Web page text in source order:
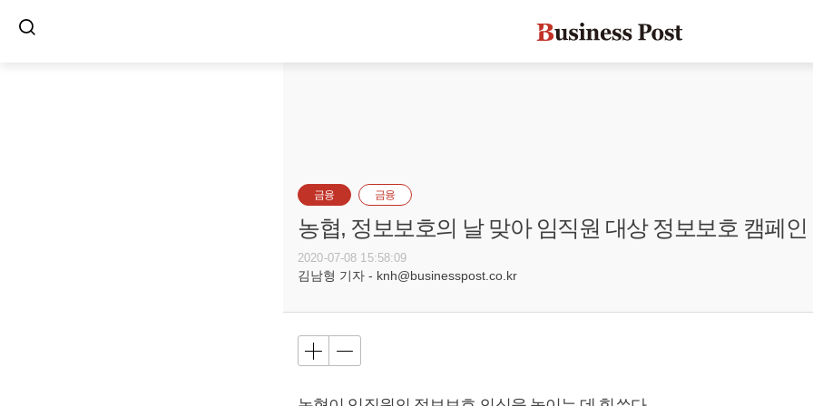
금융 금융
농협, 정보보호의 날 맞아 임직원 대상 정보보호 캠페인
2020-07-08 15:58:09
김남형 기자 - knh@businesspost.co.kr